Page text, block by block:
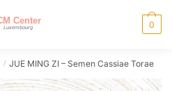
0
/ JUE MING ZI – Semen Cassiae Torae